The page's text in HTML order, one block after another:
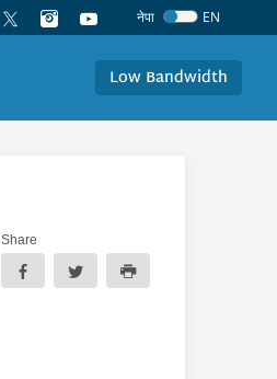
नेपा EN
Low Bandwidth
Share